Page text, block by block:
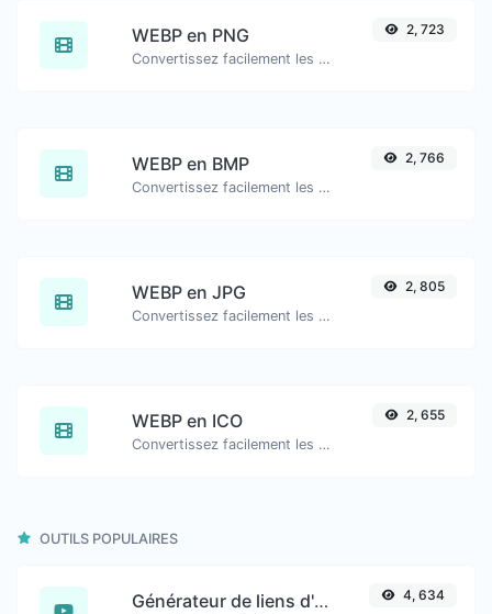
WEBP en PNG
Convertissez facilement les fichiers image WEBP en PNG.
2, 723
WEBP en BMP
Convertissez facilement les fichiers image WEBP en BMP.
2, 766
WEBP en JPG
Convertissez facilement les fichiers image WEBP en JPG.
2, 805
WEBP en ICO
Convertissez facilement les fichiers image WEBP en ICO.
2, 655
OUTILS POPULAIRES
Générateur de liens d'horodatage YouTube 4, 634